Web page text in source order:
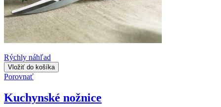
Rýchly náhľad
Vložiť do košíka
Porovnať
Kuchynské nožnice